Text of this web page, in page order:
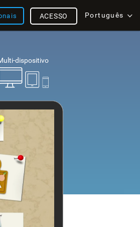
Português
ACESSO
dispositivo